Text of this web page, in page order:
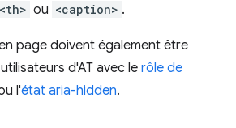
<th> ou <caption> .
page doivent également être
d'AT avec le rôle de
l'état aria-hidden.